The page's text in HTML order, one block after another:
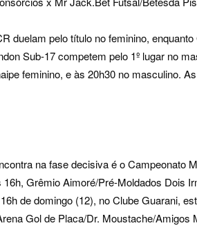
duelam pelo título no feminino,
Sub-17 competem pelo 1º lugar no
feminino, e às 20h30 no masculino.
na fase decisiva é o Campeonato
Grêmio Aimoré/Pré-Moldados Dois
de domingo (12), no Clube Guarani,
Gol de Placa/Dr. Moustache/Amigos